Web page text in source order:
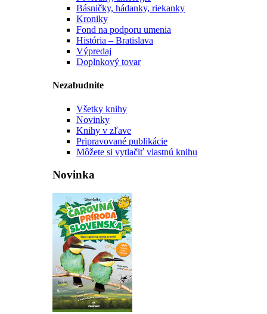
Básničky, hádanky, riekanky
Kroniky
Fond na podporu umenia
História – Bratislava
Výpredaj
Doplnkový tovar
Nezabudnite
Všetky knihy
Novinky
Knihy v zľave
Pripravované publikácie
Môžete si vytlačiť vlastnú knihu
Novinka